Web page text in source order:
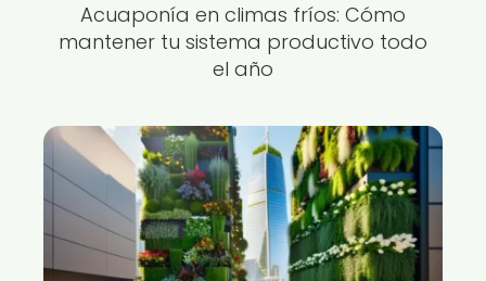
Acuaponía en climas fríos: Cómo
mantener tu sistema productivo todo
el año